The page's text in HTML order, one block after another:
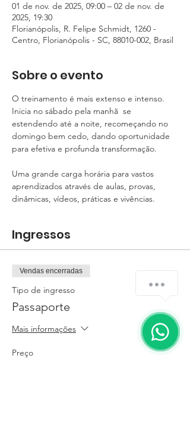
01 de nov. de 2025, 09:00 – 02 de nov. de
2025, 19:30
Florianópolis, R. Felipe Schmidt, 1260 -
Centro, Florianópolis - SC, 88010-002, Brasil
Sobre o evento
O treinamento é mais extenso e intenso.
Inicia no sábado pela manhã  se
estendendo até a noite, recomeçando no
domingo bem cedo, dando oportunidade
para efetiva e profunda transformação.
Uma grande carga horária para vastos
aprendizados através de aulas, provas,
dinâmicas, vídeos, práticas e vivências.
Ingressos
Vendas encerradas
Tipo de ingresso
Passaporte
Mais informações
Preço